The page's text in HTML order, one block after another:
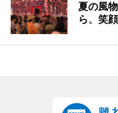
夏の風
ら、笑